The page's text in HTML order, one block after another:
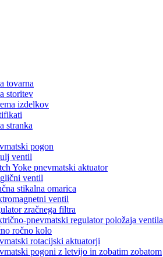
tovarna
storitev
izdelkov
stranka
pogon
ventil
Yoke pnevmatski aktuator
ventil
stikalna omarica
ventil
zračnega filtra
pnevmatski regulator položaja ventila
ročno kolo
rotacijski aktuatorji
pogoni z letvijo in zobatim zobatom